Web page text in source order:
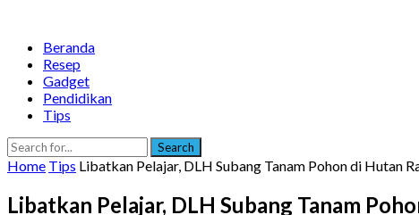
Beranda
Resep
Gadget
Pendidikan
Tips
Search
Home Tips Libatkan Pelajar, DLH Subang Tanam Pohon di Hutan
Libatkan Pelajar, DLH Subang Tanam